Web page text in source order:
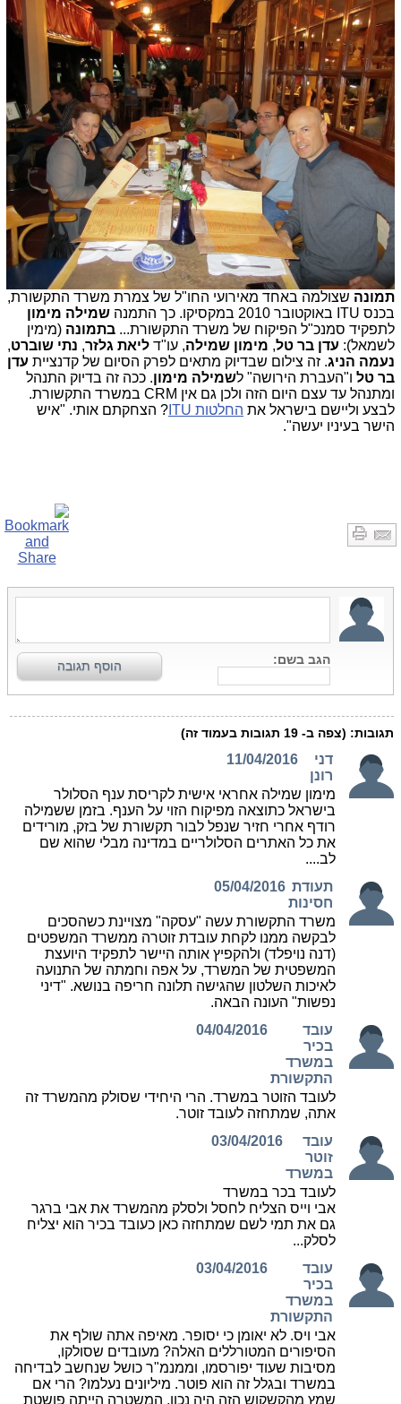
תמונה שצולמה באחד מאירועי החו"ל של צמרת משרד התקשורת,
בכנס ITU באוקטובר 2010 במקסיקו. כך התמנה
שמילה מימון
לתפקיד סמנכ"ל הפיקוח של משרד התקשורת... בתמונה (מימין
לשמאל): עדן בר טל, מימון שמילה, עו"ד ליאת גלזר, נתי שוברט,
נעמה הניג. זה צילום שבדיוק מתאים לפרק הסיום של קדנציית עדן
בר טל ו"העברת הירושה" לשמילה מימון. ככה זה בדיוק התנהל
ומתנהל עד עצם היום הזה ולכן גם אין CRM במשרד התקשורת.
לבצע וליישם בישראל את החלטות ITU
? הצחקתם אותי. "איש
הישר בעיניו יעשה".